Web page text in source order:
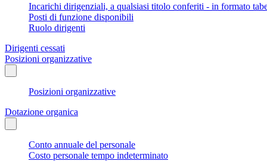
Incarichi dirigenziali, a qualsiasi titolo conferiti - in formato
Posti di funzione disponibili
Ruolo dirigenti
Dirigenti cessati
Posizioni organizzative
Posizioni organizzative
Dotazione organica
Conto annuale del personale
Costo personale tempo indeterminato